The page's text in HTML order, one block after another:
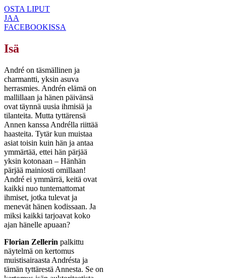
OSTA LIPUT
JAA
FACEBOOKISSA
Isä
André on täsmällinen ja
charmantti, yksin asuva
herrasmies. Andrén elämä on
mallillaan ja hänen päivänsä
ovat täynnä uusia ihmisiä ja
tilanteita. Mutta tyttärensä
Annen kanssa Andrélla riittää
haasteita. Tytär kun muistaa
asiat toisin kuin hän ja antaa
ymmärtää, ettei hän pärjää
yksin kotonaan – Hänhän
pärjää mainiosti omillaan!
André ei ymmärrä, keitä ovat
kaikki nuo tuntemattomat
ihmiset, jotka tulevat ja
menevät hänen kodissaan. Ja
miksi kaikki tarjoavat koko
ajan hänelle apuaan?
Florian Zellerin palkittu
näytelmä on kertomus
muistisairaasta Andrésta ja
tämän tyttärestä Annesta. Se on